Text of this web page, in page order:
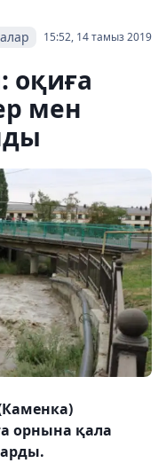
15:52, 14 тамыз 2019
оқиға
мен
орнына қала